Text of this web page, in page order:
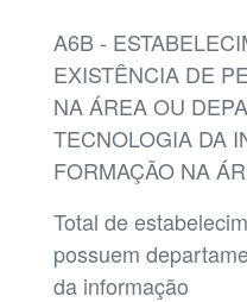
A6B -
EXISTÊNCIA DE
NA ÁREA OU
TECNOLOGIA DA
FORMAÇÃO NA
Total de
possuem
da informação